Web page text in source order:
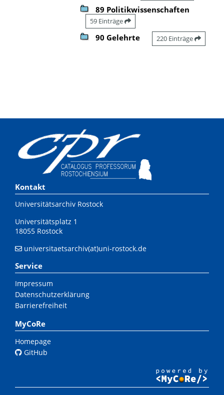
89 Politikwissenschaften
59 Einträge
90 Gelehrte 220 Einträge
Kontakt
Universitätsarchiv Rostock
Universitätsplatz 1
18055 Rostock
universitaetsarchiv(at)uni-rostock.de
Service
Impressum
Datenschutzerklärung
Barrierefreiheit
MyCoRe
Homepage
GitHub